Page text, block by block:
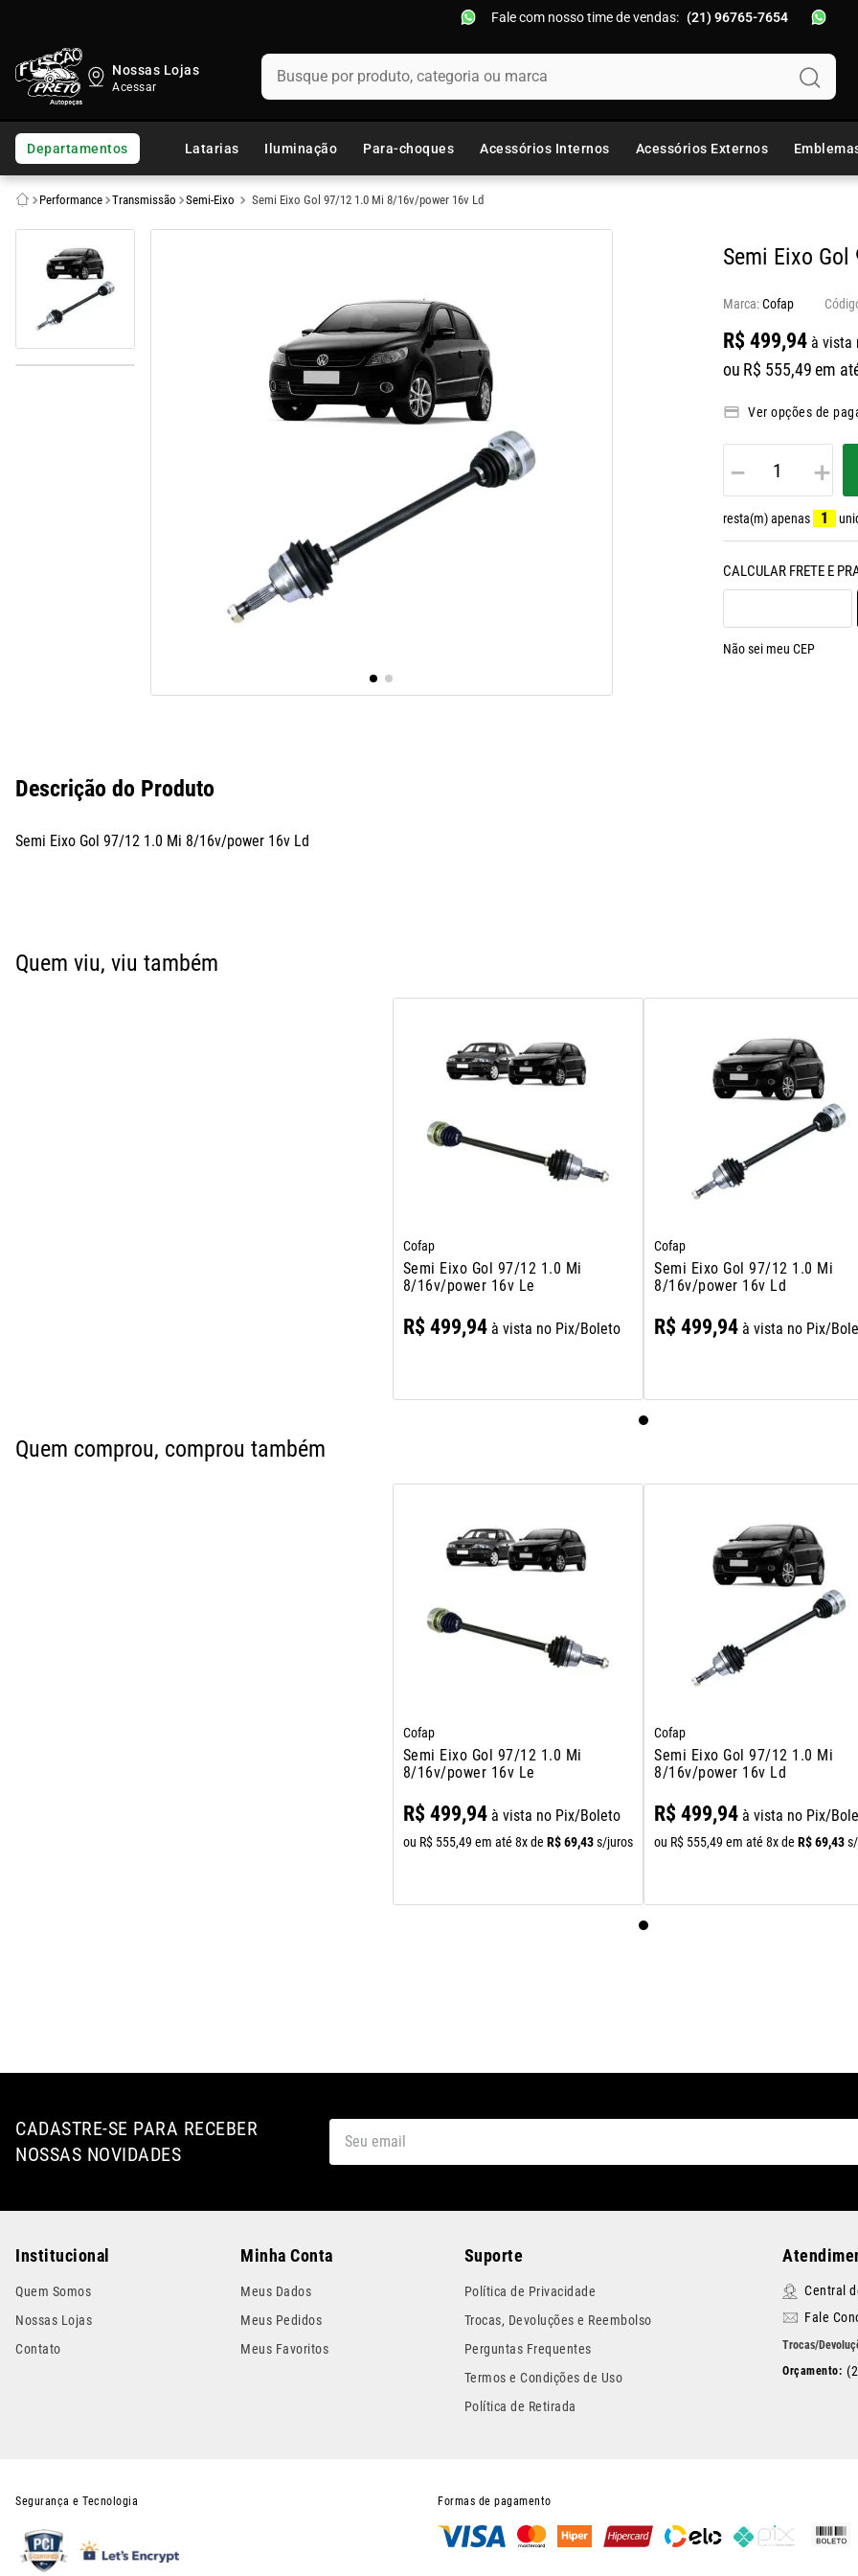
Fale com nosso time de vendas: (21) 96765-7654
Nossas Lojas Busque por produto, categoria ou marca
Departamentos Latarias Iluminação Para-choques Acessórios Internos Acessórios Externos
Performance Transmissão Semi-Eixo Semi Eixo Gol 97/12 1.0 Mi 8/16v/power 16v Ld
Semi Eixo
Marca:Cofap
R$ 499,94 à vista
ou R$ 555,49em
Ver opções de
＋
－
resta(m) apenas 1
Não sei meu CEP
Descrição do Produto
Semi Eixo Gol 97/12 1.0 Mi 8/16v/power 16v Ld
Quem viu, viu também
Cofap
Semi Eixo Gol 97/12 1.0 Mi
8/16v/power 16v Le
R$ 499,94à vista no Pix/Boleto
Cofap
Semi Eixo Gol 97/12 1.0 Mi
8/16v/power 16v Ld
R$ 499,94 à vista no Pix/
Quem comprou, comprou também
Cofap
Semi Eixo Gol 97/12 1.0 Mi
8/16v/power 16v Le
R$ 499,94à vista no Pix/Boleto
ou R$ 555,49 em até 8x de R$ 69,43 s/juros
Cofap
Semi Eixo Gol 97/12 1.0 Mi
8/16v/power 16v Ld
R$ 499,94 à vista no Pix/
ou R$ 555,49 em até 8x de R$69,43
CADASTRE-SE PARA RECEBER
NOSSAS NOVIDADES
Institucional
Quem Somos
Nossas Lojas
Contato
Minha Conta
Meus Dados
Meus Pedidos
Meus Favoritos
Suporte
Política de Privacidade
Trocas, Devoluções e Reembolso
Perguntas Frequentes
Termos e Condições de Uso
Política de Retirada
Central
Fale
Segurança e Tecnologia Formas de pagamento
TERMOS MAIS BUSCADOS
1º
fusca
2º
capo